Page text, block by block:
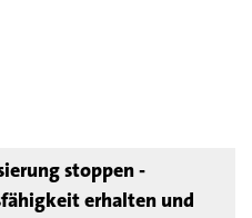
stoppen -
erhalten und